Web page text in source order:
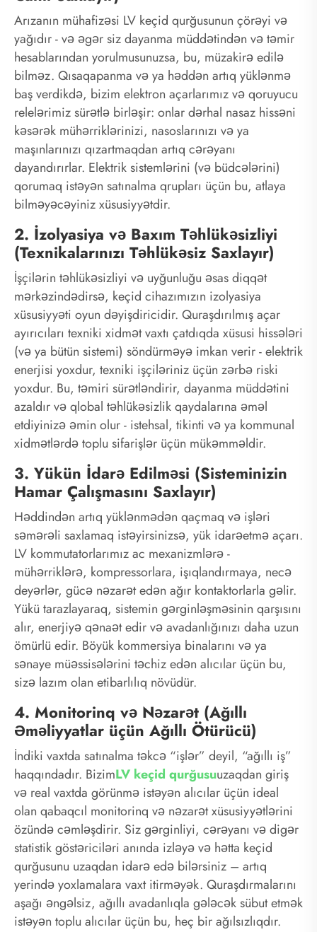
Arızanın mühafizəsi LV keçid qurğusunun çörəyi və
yağıdır - və əgər siz dayanma müddətindən və təmir
hesablarından yorulmusunuzsa, bu, müzakirə edilə
bilməz. Qısaqapanma və ya həddən artıq yüklənmə
baş verdikdə, bizim elektron açarlarımız və qoruyucu
relelərimiz sürətlə birləşir: onlar dərhal nasaz hissəni
kəsərək mühərriklərinizi, nasoslarınızı və ya
maşınlarınızı qızartmaqdan artıq cərəyanı
dayandırırlar. Elektrik sistemlərini (və büdcələrini)
qorumaq istəyən satınalma qrupları üçün bu, atlaya
bilməyəcəyiniz xüsusiyyətdir.
2. İzolyasiya və Baxım Təhlükəsizliyi
(Texnikalarınızı Təhlükəsiz Saxlayır)
İşçilərin təhlükəsizliyi və uyğunluğu əsas diqqət
mərkəzindədirsə, keçid cihazımızın izolyasiya
xüsusiyyəti oyun dəyişdiricidir. Quraşdırılmış açar
ayırıcıları texniki xidmət vaxtı çatdıqda xüsusi hissələri
(və ya bütün sistemi) söndürməyə imkan verir - elektrik
enerjisi yoxdur, texniki işçiləriniz üçün zərbə riski
yoxdur. Bu, təmiri sürətləndirir, dayanma müddətini
azaldır və qlobal təhlükəsizlik qaydalarına əməl
etdiyinizə əmin olur - istehsal, tikinti və ya kommunal
xidmətlərdə toplu sifarişlər üçün mükəmməldir.
3. Yükün İdarə Edilməsi (Sisteminizin
Hamar Çalışmasını Saxlayır)
Həddindən artıq yüklənmədən qaçmaq və işləri
səmərəli saxlamaq istəyirsinizsə, yük idarəetmə açarı.
LV kommutatorlarımız ac mexanizmlərə -
mühərriklərə, kompressorlara, işıqlandırmaya, necə
deyərlər, gücə nəzarət edən ağır kontaktorlarla gəlir.
Yükü tarazlayaraq, sistemin gərginləşməsinin qarşısını
alır, enerjiyə qənaət edir və avadanlığınızı daha uzun
ömürlü edir. Böyük kommersiya binalarını və ya
sənaye müəssisələrini təchiz edən alıcılar üçün bu,
sizə lazım olan etibarlılıq növüdür.
4. Monitorinq və Nəzarət (Ağıllı
Əməliyyatlar üçün Ağıllı Ötürücü)
İndiki vaxtda satınalma təkcə “işlər” deyil, “ağıllı iş”
haqqındadır. BizimLV keçid qurğusuuzaqdan giriş
və real vaxtda görünmə istəyən alıcılar üçün ideal
olan qabaqcıl monitorinq və nəzarət xüsusiyyətlərini
özündə cəmləşdirir. Siz gərginliyi, cərəyanı və digər
statistik göstəriciləri anında izləyə və hətta keçid
qurğusunu uzaqdan idarə edə bilərsiniz – artıq
yerində yoxlamalara vaxt itirməyək. Quraşdırmalarını
aşağı əngəlsiz, ağıllı avadanlıqla gələcək sübut etmək
istəyən toplu alıcılar üçün bu, heç bir ağılsızlıqdır.